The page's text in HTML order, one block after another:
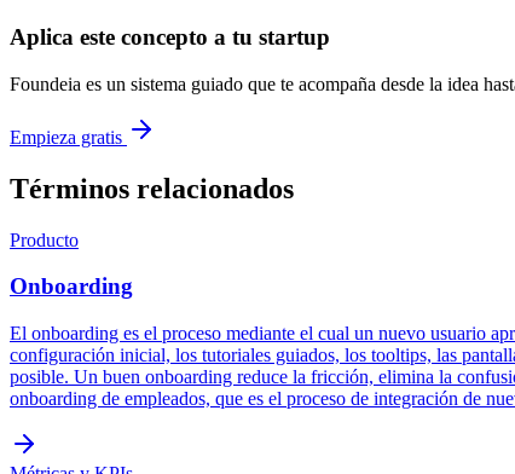
Aplica este concepto a tu startup
Foundeia es un sistema guiado que te acompaña desde la idea
Empieza gratis
Términos relacionados
Producto
Onboarding
El onboarding es el proceso mediante el cual un nuevo usuario
configuración inicial, los tutoriales guiados, los tooltips, las
posible. Un buen onboarding reduce la fricción, elimina la
onboarding de empleados, que es el proceso de integración de